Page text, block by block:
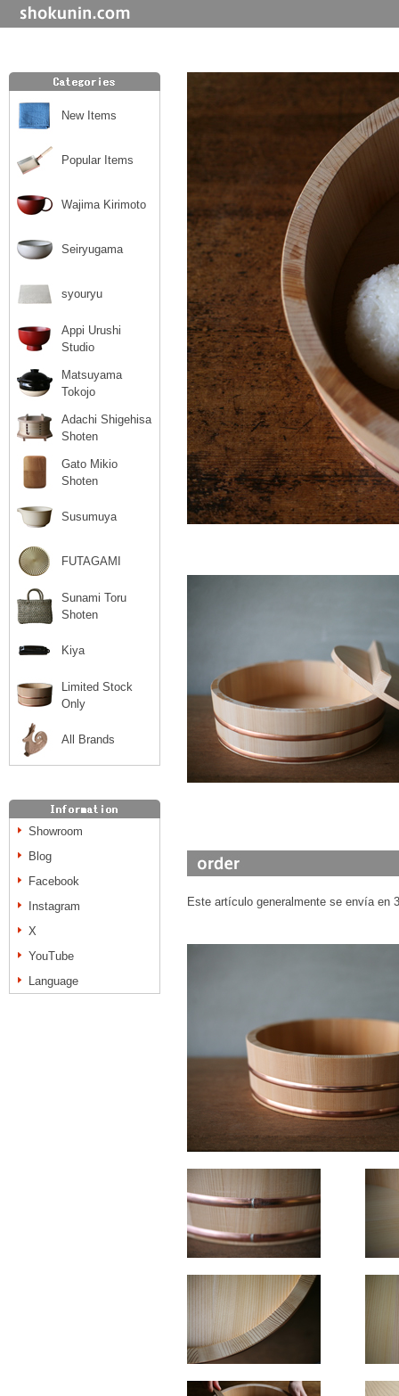
New Items
Popular Items
Wajima Kirimoto
Seiryugama
syouryu
Appi Urushi
Studio
Matsuyama
Tokojo
Adachi Shigehisa
Shoten
Gato Mikio
Shoten
Susumuya
FUTAGAMI
Sunami Toru
Shoten
Kiya
Limited Stock
Only
All Brands
Showroom
Blog
Facebook
Instagram
X
YouTube
Language
Este artículo generalmente se envía en